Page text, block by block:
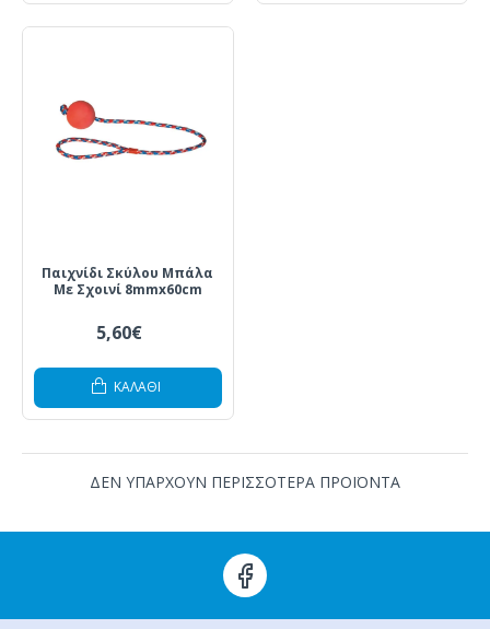
Παιχνίδι Σκύλου Μπάλα
Με Σχοινί 8mmx60cm
5,60€
ΚΑΛΆΘΙ
ΔΕΝ ΥΠΑΡΧΟΥΝ ΠΕΡΙΣΣΟΤΕΡΑ ΠΡΟΪΟΝΤΑ